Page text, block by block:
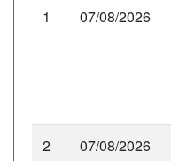
1 07/08/2026
2 07/08/2026